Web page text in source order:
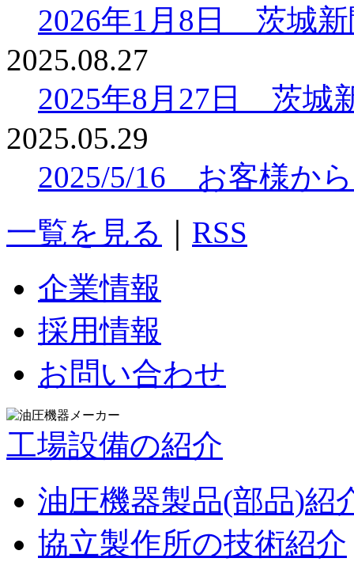
2026年1月8日 茨城
2025.08.27
2025年8月27日 茨城
2025.05.29
2025/5/16 お客様か
一覧を見る
RSS
企業情報
採用情報
お問い合わせ
工場設備の紹介
油圧機器製品(部品)紹
協立製作所の技術紹介